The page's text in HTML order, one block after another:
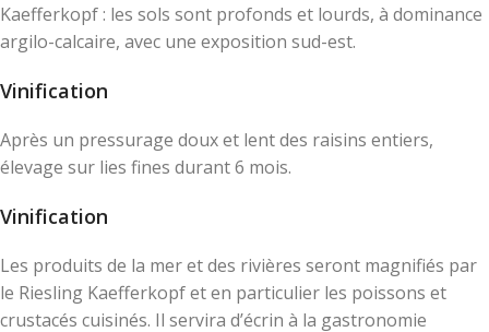
Kaefferkopf : les sols sont profonds et lourds, à dominance
argilo-calcaire, avec une exposition sud-est.
Vinification
Après un pressurage doux et lent des raisins entiers,
élevage sur lies fines durant 6 mois.
Vinification
Les produits de la mer et des rivières seront magnifiés par
le Riesling Kaefferkopf et en particulier les poissons et
crustacés cuisinés. Il servira d’écrin à la gastronomie